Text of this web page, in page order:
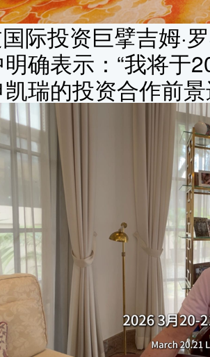
际投资巨擘吉姆·
确表示：“我将于
瑞的投资合作前